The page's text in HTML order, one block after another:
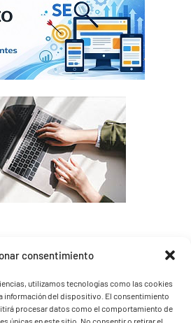
consentimiento
utilizamos tecnologías como las cookies
información del dispositivo. El consentimiento
procesar datos como el comportamiento de
únicas en este sitio. No consentir o retirar el